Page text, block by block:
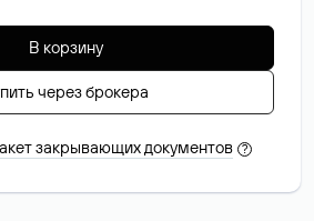
В корзину
через брокера
закрывающих документов ?